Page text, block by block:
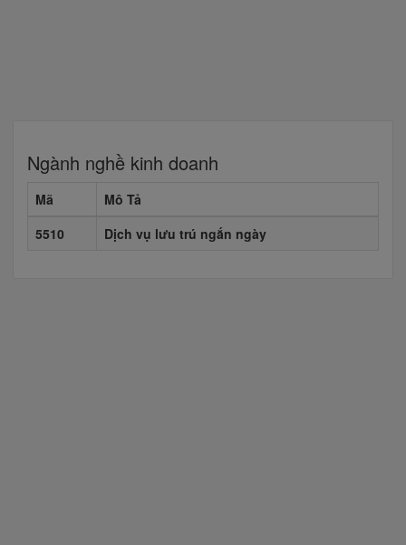
Ngành nghề kinh doanh
Mã
Mô Tả
5510
Dịch vụ lưu trú ngắn ngày